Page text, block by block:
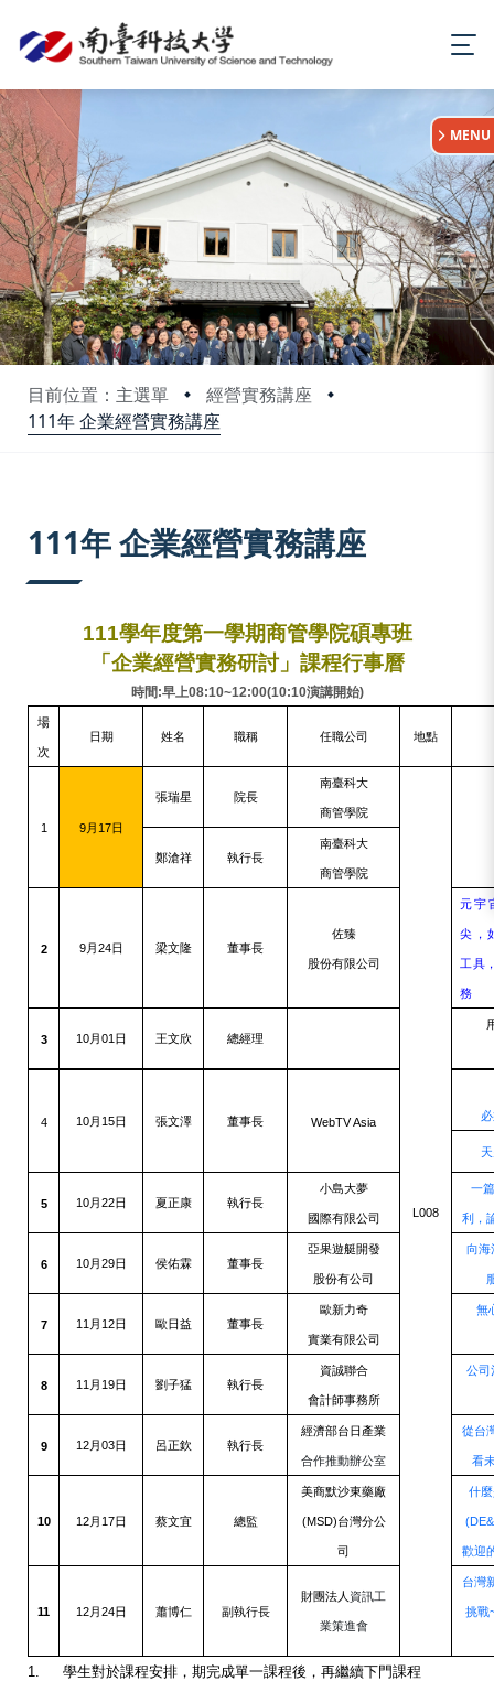
目前位置：主選單
經營實務講座
111年 企業經營實務講座
:::
MENU
111年 企業經營實務講座
111學年度第一學期商管學院碩專班
「企業經營實務研討」課程行事曆
時間:早上08:10~12:00(10:10演講開始)
場
次
日期 姓名 職稱 任職公司 地點
1 9月 17日
張瑞星 院長
南臺科大
商管學院
L008
鄭滄祥 執行長
南臺科大
商管學院
2 9月 24日 梁文隆 董事長
佐臻
股份有限公司
元宇
尖，
工具
務
3 10月 01 日 王文欣 總經理
4 10月 15日 張文澤 董事長 WebTV Asia
5 10月 22日 夏正康 執行長
小島大夢
國際有限公司
一
利，
6 10月 29日 侯佑霖 董事長
亞果遊艇開發
股份有公司
向海
7 11 月 12日 歐日益 董事長
歐新力奇
實業有限公司
無
8 11 月 19日 劉子猛 執行長
資誠聯合
會計師事務所
公司
9 12月 03日 呂正欽 執行長
經濟部台日產業
合作推動辦公室
從台
看
10 12月 17日 蔡文宜 總監
美商默沙東藥廠
(MSD)台灣分公
司
什
歡迎
11 12月 24日 蕭博仁 副執行長
財團法人 資訊工
業策進會
台灣
挑戰
1.
學生對於課程安排，期完成單一課程後，再繼續下門課程